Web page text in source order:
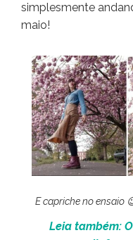
simplesmente
maio!
E capriche no ensaio
Leia também: